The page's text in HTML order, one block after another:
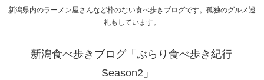
新潟県内のラーメン屋さんなど枠のない食べ歩きブログです。孤独のグルメ巡
礼もしています。
新潟食べ歩きブログ「ぶらり食べ歩き紀行
Season2」